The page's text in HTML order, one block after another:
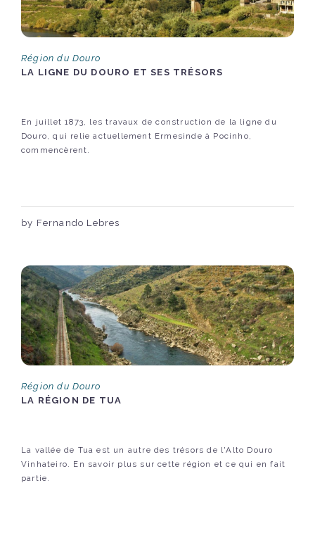
Région du Douro
LA LIGNE DU DOURO ET SES TRÉSORS
En juillet 1873, les travaux de construction de la ligne du
Douro, qui relie actuellement Ermesinde à Pocinho,
commencèrent.
by Fernando Lebres
Région du Douro
LA RÉGION DE TUA
La vallée de Tua est un autre des trésors de l'Alto Douro
Vinhateiro. En savoir plus sur cette région et ce qui en fait
partie.